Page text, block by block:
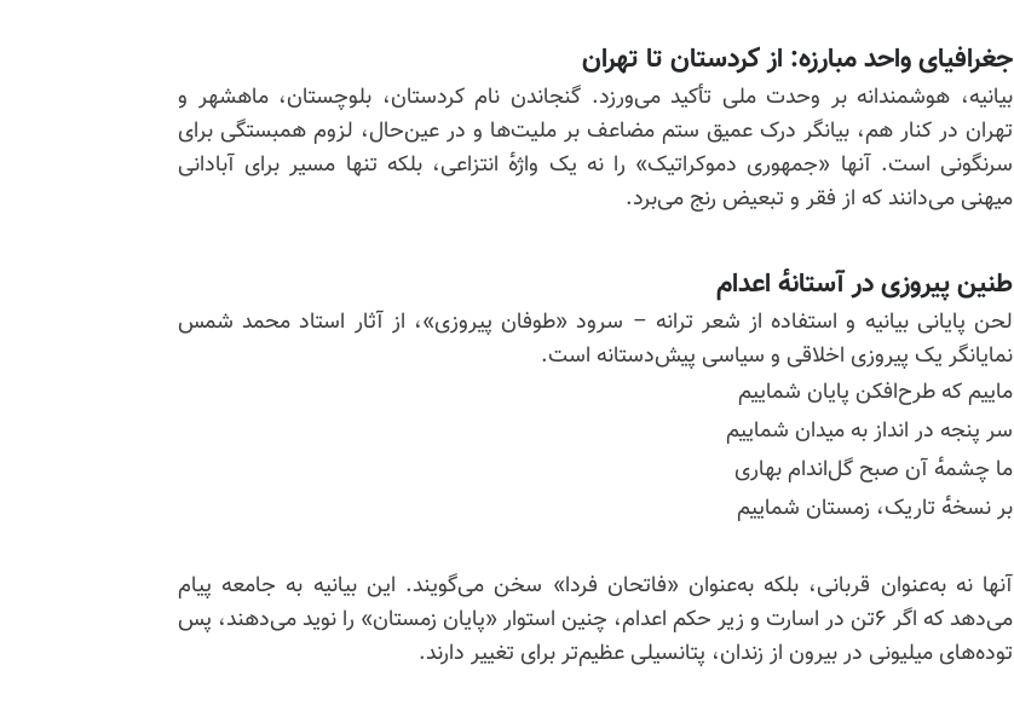
جغرافیای واحد مبارزه: از کردستان تا تهران
بیانیه، هوشمندانه بر وحدت ملی تأکید می‌ورزد. گنجاندن نام کردستان، بلوچستان، ماهشهر و
تهران در کنار هم، بیانگر درک عمیق ستم مضاعف بر ملیت‌ها و در عین‌حال، لزوم همبستگی برای
سرنگونی است. آنها «جمهوری دموکراتیک» را نه یک واژه‌ٔ انتزاعی، بلکه تنها مسیر برای آبادانی
میهنی می‌دانند که از فقر و تبعیض رنج می‌برد.
طنین پیروزی در آستانه‌ٔ اعدام
لحن پایانی بیانیه و استفاده از شعر ترانه – سرود «طوفان پیروزی»، از آثار استاد محمد شمس
نمایانگر یک پیروزی اخلاقی و سیاسی پیش‌دستانه است.
ماییم که طرح‌افکن پایان شماییم
سر پنجه در انداز به میدان شماییم
ما چشمه‌ٔ آن صبح گل‌اندام بهاری
بر نسخه‌ٔ تاریک، زمستان شماییم
آنها نه به‌عنوان قربانی، بلکه به‌عنوان «فاتحان فردا» سخن می‌گویند. این بیانیه به جامعه پیام
می‌دهد که اگر ۶تن در اسارت و زیر حکم اعدام، چنین استوار «پایان زمستان» را نوید می‌دهند، پس
توده‌های میلیونی در بیرون از زندان، پتانسیلی عظیم‌تر برای تغییر دارند.